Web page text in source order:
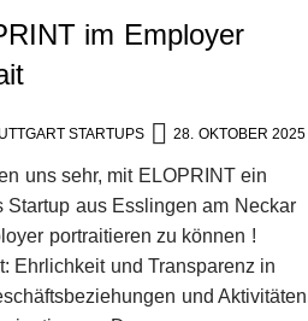
im Employer
STARTUPS 28. OKTOBER 2025
uns sehr, mit ELOPRINT ein
Startup aus Esslingen am Neckar
portraitieren zu können !
Ehrlichkeit und Transparenz in
und
NEURA Robotics und Amazon
NEURA Robotics feiert
Simulationsdienstleistung in